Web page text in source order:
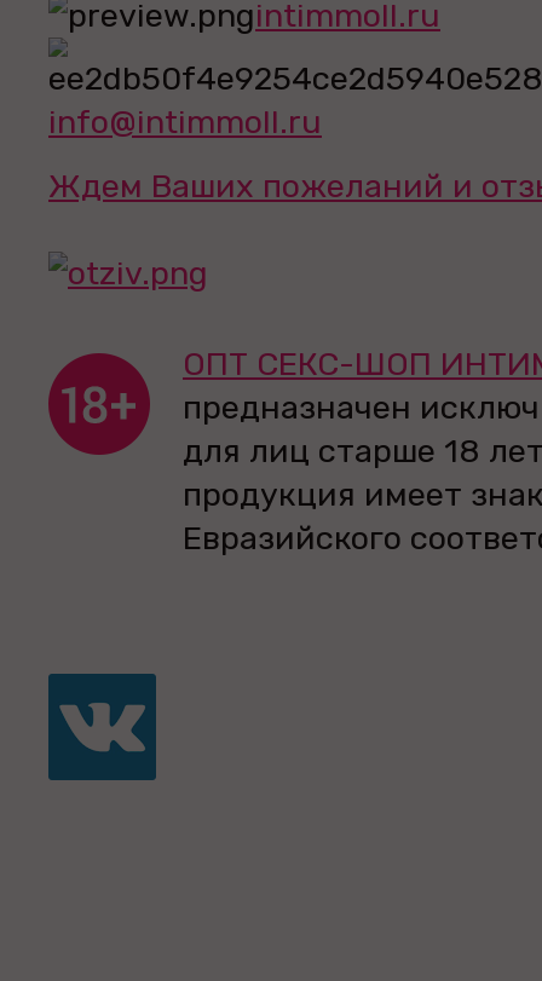
intimmoll.ru
info@intimmoll.ru
Ждем Ваших пожеланий и
ОПТ СЕКС-ШОП
предназначен
для лиц старше 18
продукция имеет
Евразийского